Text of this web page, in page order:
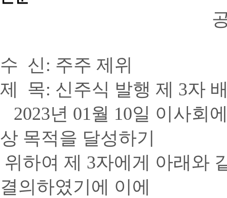
수 신 : 주주 제위
제
목: 신주식 발행 제 3자
2023년 01월 10일 이사회
상 목적을 달성하기
위하여 제 3자에게 아래와
결의하였기에 이에